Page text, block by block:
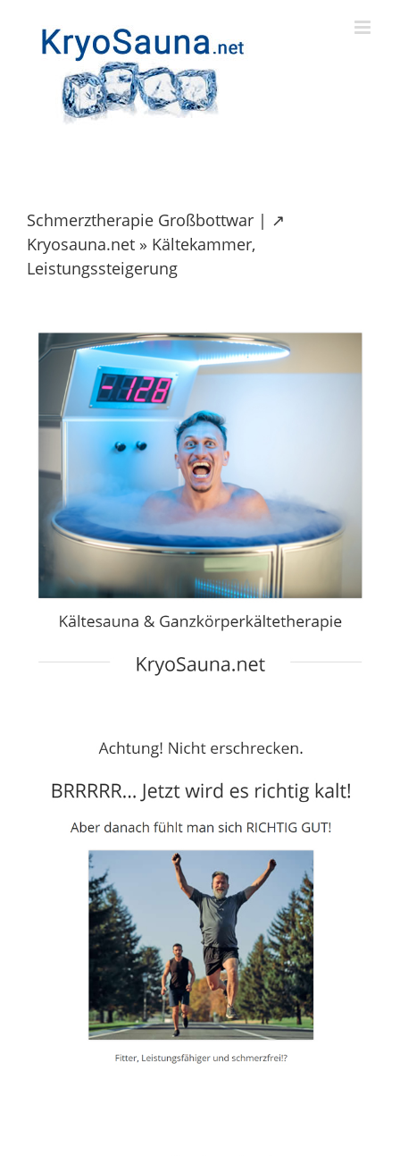
content
Schmerztherapie Großbottwar | ↗️
Kryosauna.net » Kältekammer,
Leistungssteigerung